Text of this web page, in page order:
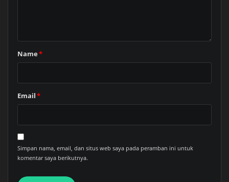
Name*
Email*
Simpan nama, email, dan situs web saya pada peramban ini untuk
komentar saya berikutnya.